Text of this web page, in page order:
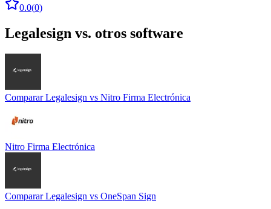
0.0(0)
Legalesign vs. otros software
Comparar Legalesign vs Nitro Firma Electrónica
Nitro Firma Electrónica
Comparar Legalesign vs OneSpan Sign